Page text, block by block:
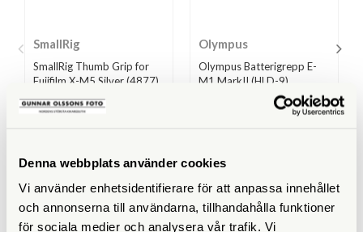
Denna webbplats använder cookies
Vi använder enhetsidentifierare för att anpassa innehållet
och annonserna till användarna, tillhandahålla funktioner
för sociala medier och analysera vår trafik. Vi
SmallRig
SmallRig Thumb Grip for
Fujifilm X-M5 Silver (4877)
339 SEK
LÄS MER
KÖP
Olympus
Olympus Batterigrepp E-
M1 MarkII (HLD-9)
2.990 SEK
LÄS MER
KÖP